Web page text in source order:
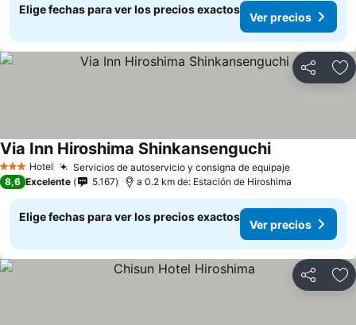
Elige fechas para ver los precios exactos
Ver precios
Compartir
3 Estrellas
Hotel Servicios de autoservicio y consigna de equipajeVer
Via Inn Hiroshima ShinkansenguchiVer precios
8,6 Excelente 5.167 a 0.2 km de: Estación de Hiroshima
Elige fechas para ver los precios exactos
Ver precios
Compartir